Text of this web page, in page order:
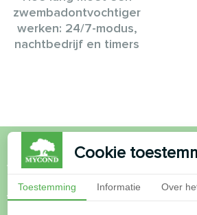
zwembadontvochtiger
werken: 24/7-modus,
nachtbedrijf en timers
Wil je kopen of
vragen?
Cookie
Toestemming Informatie Over